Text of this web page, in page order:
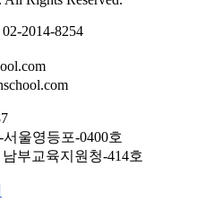
2014-8254
울영등포-0400호
부교육지원청-414호